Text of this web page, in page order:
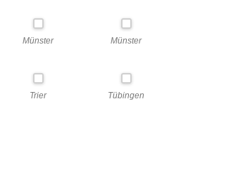
4. PIA-POLITIK-TREFFEN
Münster Münster
Trier Tübingen